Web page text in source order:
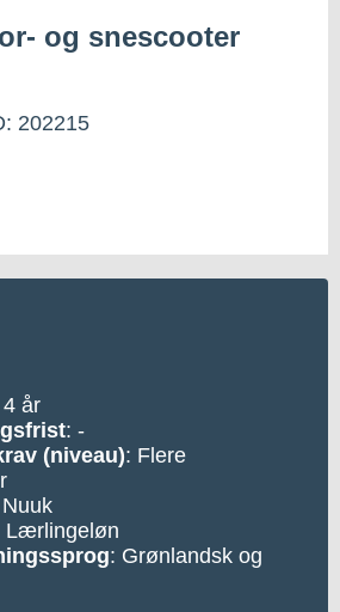
og snescooter
202215
4 år
: -
(niveau): Flere
Lærlingeløn
: Grønlandsk og